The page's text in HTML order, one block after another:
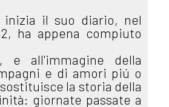
inizia il suo diario, nel
ha appena compiuto
e all'immagine della
e di amori piú o
la storia della
giornate passate a